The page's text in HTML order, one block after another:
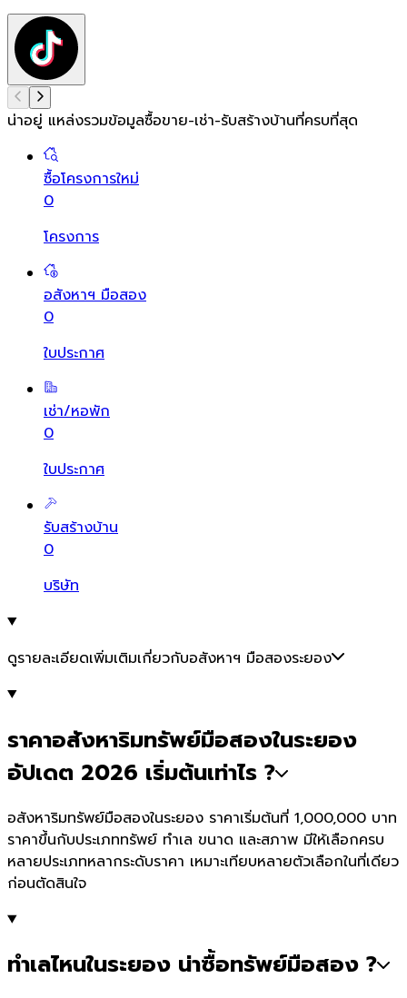
น่าอยู่ แหล่งรวมข้อมูลซื้อขาย-เช่า-รับสร้างบ้านที่ครบที่สุด
ซื้อโครงการใหม่
0
โครงการ
อสังหาฯ มือสอง
0
ใบประกาศ
เช่า/หอพัก
0
ใบประกาศ
รับสร้างบ้าน
0
บริษัท
ดูรายละเอียดเพิ่มเติมเกี่ยวกับอสังหาฯ มือสองระยอง
ราคาอสังหาริมทรัพย์มือสองในระยอง
อัปเดต 2026 เริ่มต้นเท่าไร ?
อสังหาริมทรัพย์มือสองในระยอง ราคาเริ่มต้นที่ 1,000,000 บาท
ราคาขึ้นกับประเภททรัพย์ ทำเล ขนาด และสภาพ มีให้เลือกครบ
หลายประเภทหลากระดับราคา เหมาะเทียบหลายตัวเลือกในที่เดียว
ก่อนตัดสินใจ
ทำเลไหนในระยอง น่าซื้อทรัพย์มือสอง ?